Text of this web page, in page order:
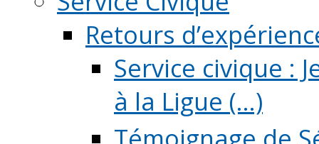
Retours
Service civique :
à la Ligue (...)